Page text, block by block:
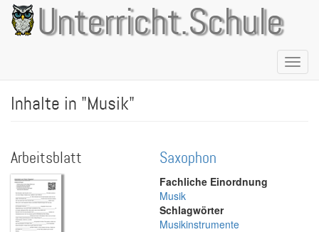
Direkt
zum
Inhalt
Unterricht.Schule
Inhalte in "Musik"
Arbeitsblatt Saxophon
Fachliche Einordnung
Musik
Schlagwörter
Musikinstrumente